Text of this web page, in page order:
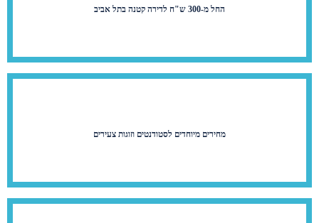
החל מ-300 ש"ח לדירה קטנה בתל אביב
מחירים מיוחדים לסטודנטים וזוגות צעירים